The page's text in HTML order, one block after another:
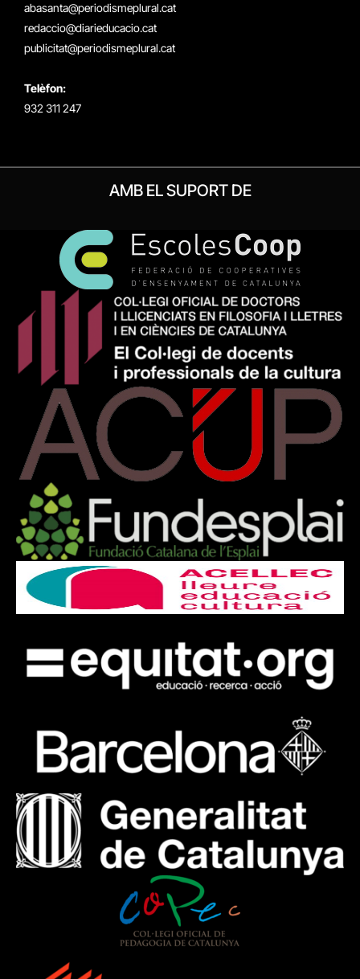
abasanta@periodismeplural.cat
redaccio@diarieducacio.cat
publicitat@periodismeplural.cat
Telèfon:
932 311 247
AMB EL SUPORT DE